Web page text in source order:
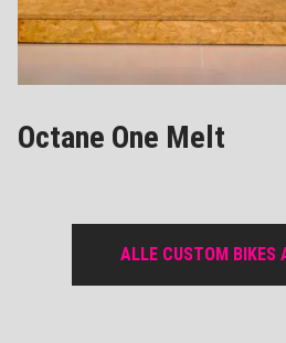
Octane One Melt
ALLE CUSTOM BIKES